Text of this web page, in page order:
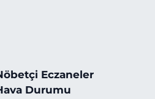
Eczaneler
Durumu